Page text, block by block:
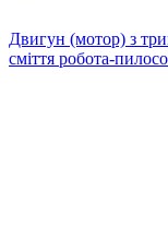
Двигун (мотор) з
сміття робота-